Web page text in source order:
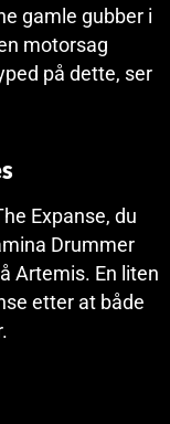
gamle gubber i
motorsag
på dette, ser
Expanse, du
Drummer
Artemis. En liten
etter at både